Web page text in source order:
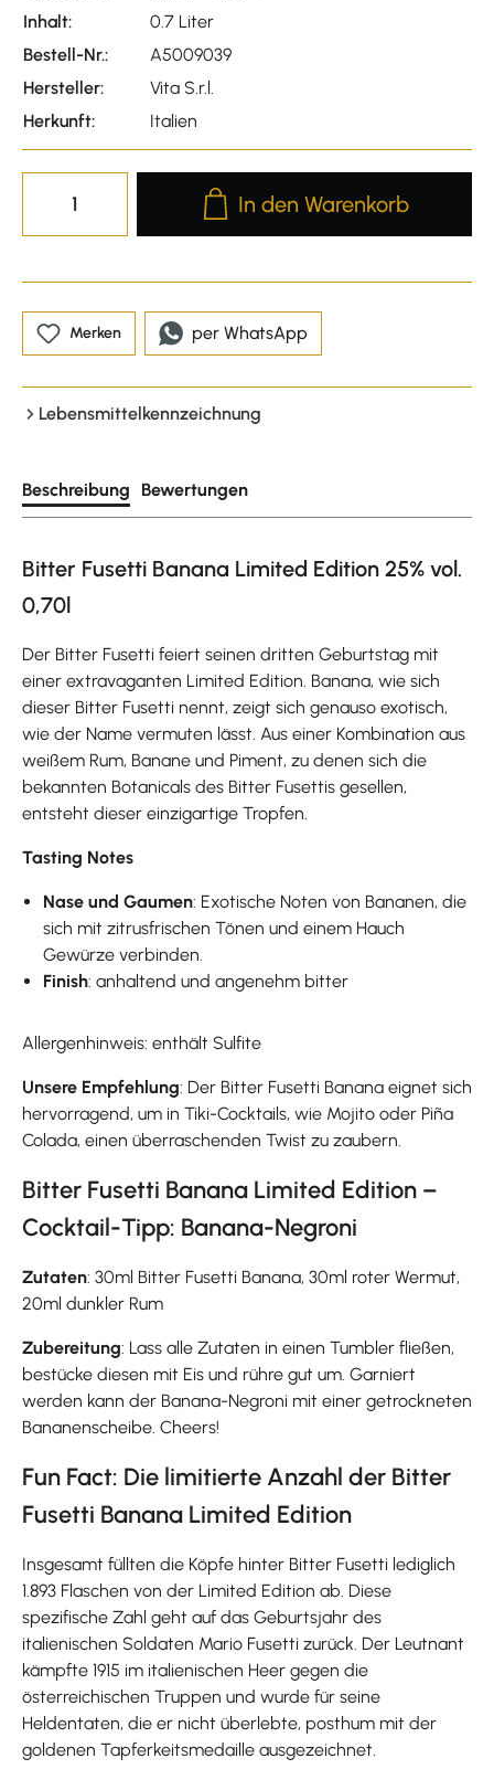
Inhalt:
0.7 Liter
Bestell-Nr.:
A5009039
Hersteller:
Vita S.r.l.
Herkunft:
Italien
Produkt Anzahl: Gib den
In den Warenkorb
Merken per WhatsApp
Lebensmittelkennzeichnung
Beschreibung Bewertungen
Bitter Fusetti Banana Limited Edition 25% vol.
0,70l
Der Bitter Fusetti feiert seinen dritten Geburtstag mit
einer extravaganten Limited Edition. Banana, wie sich
dieser Bitter Fusetti nennt, zeigt sich genauso exotisch,
wie der Name vermuten lässt. Aus einer Kombination aus
weißem Rum, Banane und Piment, zu denen sich die
bekannten Botanicals des Bitter Fusettis gesellen,
entsteht dieser einzigartige Tropfen.
Tasting Notes
Nase und Gaumen: Exotische Noten von Bananen, die
sich mit zitrusfrischen Tönen und einem Hauch
Gewürze verbinden.
Finish: anhaltend und angenehm bitter
Allergenhinweis: enthält Sulfite
Unsere Empfehlung: Der Bitter Fusetti Banana eignet sich
hervorragend, um in Tiki-Cocktails, wie Mojito oder Piña
Colada, einen überraschenden Twist zu zaubern.
Bitter Fusetti Banana Limited Edition –
Cocktail-Tipp: Banana-Negroni
Zutaten: 30ml Bitter Fusetti Banana, 30ml roter Wermut,
20ml dunkler Rum
Zubereitung: Lass alle Zutaten in einen Tumbler fließen,
bestücke diesen mit Eis und rühre gut um. Garniert
werden kann der Banana-Negroni mit einer getrockneten
Bananenscheibe. Cheers!
Fun Fact: Die limitierte Anzahl der Bitter
Fusetti Banana Limited Edition
Insgesamt füllten die Köpfe hinter Bitter Fusetti lediglich
1.893 Flaschen von der Limited Edition ab. Diese
spezifische Zahl geht auf das Geburtsjahr des
italienischen Soldaten Mario Fusetti zurück. Der Leutnant
kämpfte 1915 im italienischen Heer gegen die
österreichischen Truppen und wurde für seine
Heldentaten, die er nicht überlebte, posthum mit der
goldenen Tapferkeitsmedaille ausgezeichnet.